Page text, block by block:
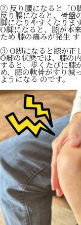
② 反り腰になると「O
反り腰になると、骨盤
脚になりやすくなりま
O脚になると、膝が本
ため 膝の痛みが発生 す
③ O脚になると膝が正
O脚の状態では、膝の
すると、歩くたびに膝
め、膝の軟骨がすり減
ようになる のです。